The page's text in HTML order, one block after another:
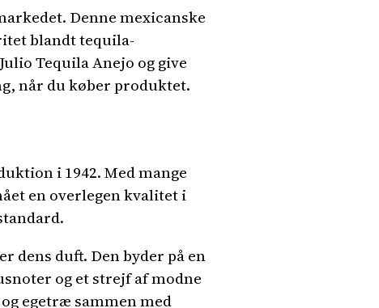
Denne mexicanske
blandt tequila-
Tequila Anejo og give
når du køber produktet.
i 1942. Med mange
en overlegen kvalitet i
dens duft. Den byder på en
og et strejf af modne
egetræ sammen med